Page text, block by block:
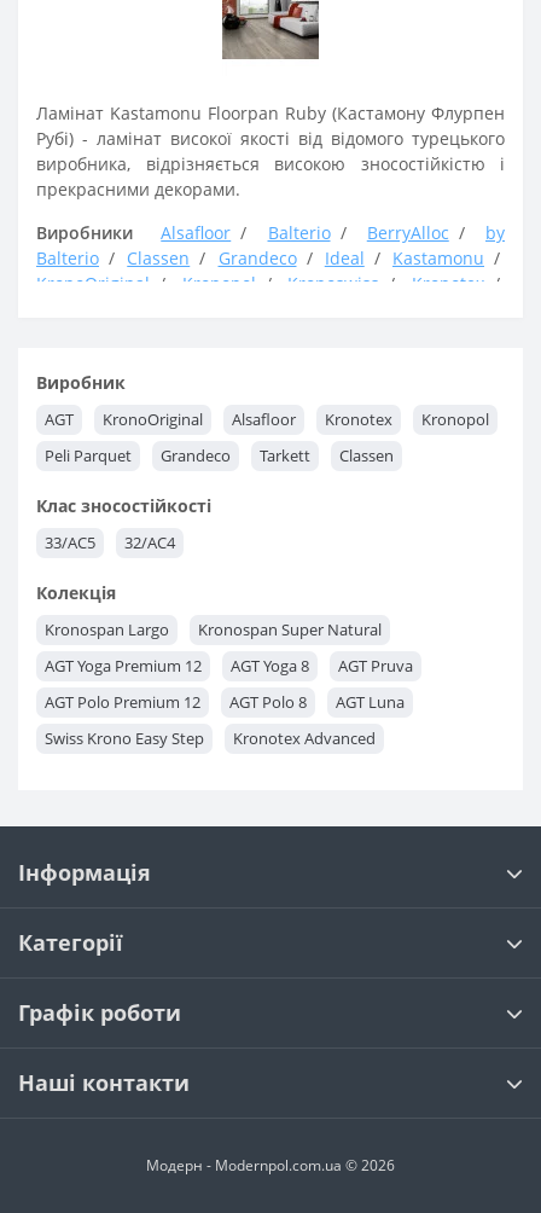
Ламінат Kastamonu Floorpan Ruby (Кастамону Флурпен
Рубі) - ламінат високої якості від відомого турецького
виробника, відрізняється високою зносостійкістю і
прекрасними декорами.
Виробники
Alsafloor Balterio BerryAlloc
by
Balterio
Classen Grandeco Ideal
Kastamonu
KronoOriginal
Kronopol Kronoswiss
Kronotex
Виробник
AGT KronoOriginal Alsafloor Kronotex
Kronopol
Peli Parquet
Grandeco Tarkett Classen
Клас зносостійкості
33/AC5 32/AC4
Колекція
Kronospan Largo
Kronospan Super Natural
AGT Yoga Premium 12
AGT Yoga 8
AGT Pruva
AGT Polo Premium 12
AGT Polo 8
AGT Luna
Swiss Krono Easy Step
Kronotex Advanced
Classen Mood Skyline WR
Classen Pool ML
Classen Mood WR
Інформація
Категорії
Графік роботи
Наші контакти
Модерн - Modernpol.com.ua © 2026